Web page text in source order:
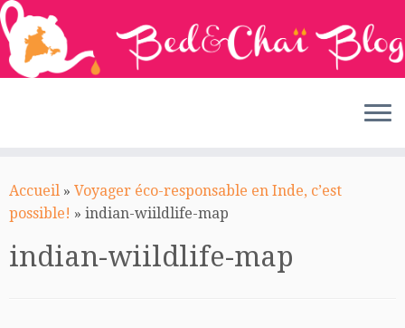
au
contenu
Accueil » Voyager éco-responsable en Inde, c’est
possible! » indian-wiildlife-map
indian-wiildlife-map